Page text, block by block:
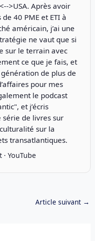
>USA. Après avoir
40 PME et ETI à
américain, j’ai une
ne vaut que si
sur le terrain avec
ce que je fais, et
de plus de
pour mes
le podcast
", et j’écris
de livres sur
sur la
transatlantiques.
· YouTube
Article suivant →